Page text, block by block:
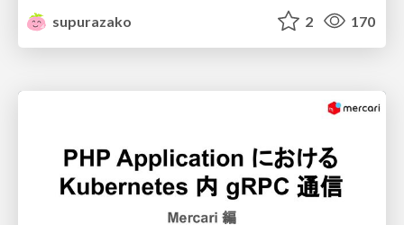
supurazako
2 170